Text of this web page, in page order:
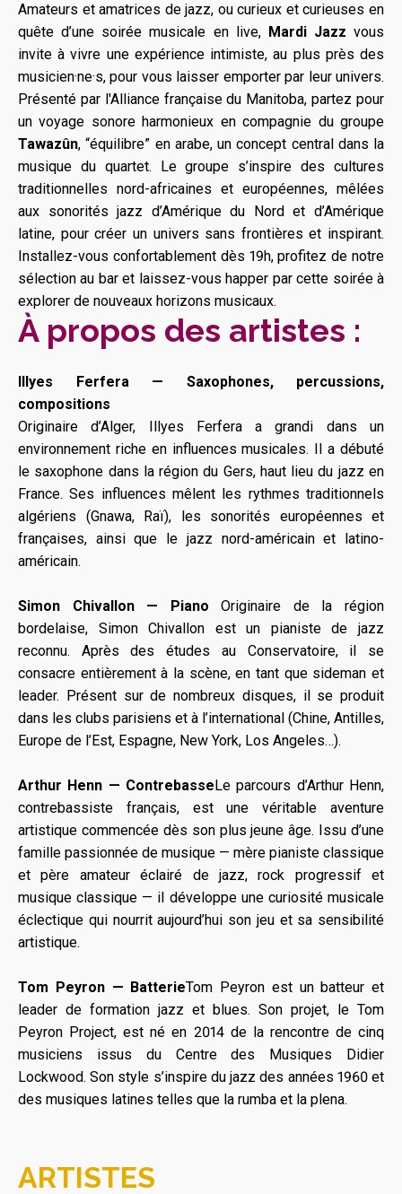
Amateurs et amatrices de jazz, ou curieux et curieuses en
quête d’une soirée musicale en live, Mardi Jazz vous
invite à vivre une expérience intimiste, au plus près des
musicien·ne·s, pour vous laisser emporter par leur univers.
Présenté par l'Alliance française du Manitoba, partez pour
un voyage sonore harmonieux en compagnie du groupe
Tawazûn, “équilibre” en arabe, un concept central dans la
musique du quartet. Le groupe s’inspire des cultures
traditionnelles nord-africaines et européennes, mêlées
aux sonorités jazz d’Amérique du Nord et d’Amérique
latine, pour créer un univers sans frontières et inspirant.
Installez-vous confortablement dès 19h, profitez de notre
sélection au bar et laissez-vous happer par cette soirée à
explorer de nouveaux horizons musicaux.
À propos des artistes :
Illyes Ferfera — Saxophones, percussions,
compositions
Originaire d’Alger, Illyes Ferfera a grandi dans un
environnement riche en influences musicales. Il a débuté
le saxophone dans la région du Gers, haut lieu du jazz en
France. Ses influences mêlent les rythmes traditionnels
algériens (Gnawa, Raï), les sonorités européennes et
françaises, ainsi que le jazz nord-américain et latino-
américain.
Simon Chivallon — Piano Originaire de la région
bordelaise, Simon Chivallon est un pianiste de jazz
reconnu. Après des études au Conservatoire, il se
consacre entièrement à la scène, en tant que sideman et
leader. Présent sur de nombreux disques, il se produit
dans les clubs parisiens et à l’international (Chine, Antilles,
Europe de l’Est, Espagne, New York, Los Angeles…).
Arthur Henn — ContrebasseLe parcours d’Arthur Henn,
contrebassiste français, est une véritable aventure
artistique commencée dès son plus jeune âge. Issu d’une
famille passionnée de musique — mère pianiste classique
et père amateur éclairé de jazz, rock progressif et
musique classique — il développe une curiosité musicale
éclectique qui nourrit aujourd’hui son jeu et sa sensibilité
artistique.
Tom Peyron — BatterieTom Peyron est un batteur et
leader de formation jazz et blues. Son projet, le Tom
Peyron Project, est né en 2014 de la rencontre de cinq
musiciens issus du Centre des Musiques Didier
Lockwood. Son style s’inspire du jazz des années 1960 et
des musiques latines telles que la rumba et la plena.
ARTISTES